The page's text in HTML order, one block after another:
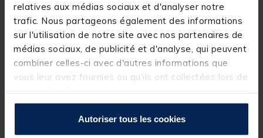
relatives aux médias sociaux et d'analyser notre
trafic. Nous partageons également des informations
sur l'utilisation de notre site avec nos partenaires de
médias sociaux, de publicité et d'analyse, qui peuvent
combiner celles-ci avec d'autres informations que
vous leur avez fournies ou qu'ils ont collectées lors de
Autoriser tous les cookies
Description & détails
Description
Plombs de forme hexagonale avec crampons pour
tous types de montages coulissants, en mer comme
sa forme et à ses crampons !